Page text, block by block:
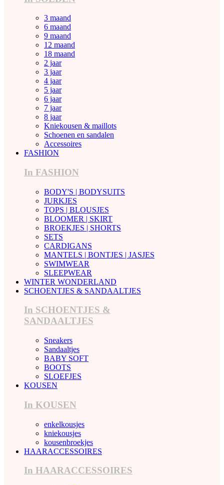
3 maand
6 maand
9 maand
12 maand
18 maand
2 jaar
3 jaar
4 jaar
5 jaar
6 jaar
7 jaar
8 jaar
Kniekousen & maillots
Schoenen en sandalen
Accessoires
FASHION
In FASHION
BODY'S | BODYSUITS
JURKJES
TOPS | BLOUSJES
BLOOMER | SKIRT
BROEKJES | SHORTS
SETS
CARDIGANS
MANTELS | BONTJES | JASJES
SWIMWEAR
SLEEPWEAR
WINTER WONDERLAND
SCHOENTJES & SANDAALTJES
In SCHOENTJES &
SANDAALTJES
Sneakers
Sandaaltjes
BABY SOFT
BOOTS
SLOEFJES
KOUSEN
In KOUSEN
enkelkousjes
kniekousjes
kousenbroekjes
HAARACCESSOIRES
In HAARACCESSOIRES